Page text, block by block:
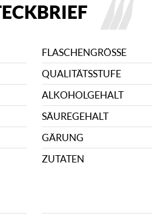
FLASCHENGRÖSSE
QUALITÄTSSTUFE
ALKOHOLGEHALT
SÄUREGEHALT
GÄRUNG
ZUTATEN